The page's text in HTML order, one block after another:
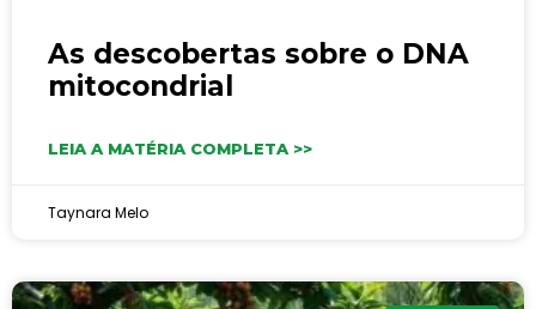
As descobertas sobre o DNA
mitocondrial
LEIA A MATÉRIA COMPLETA >>
Taynara Melo